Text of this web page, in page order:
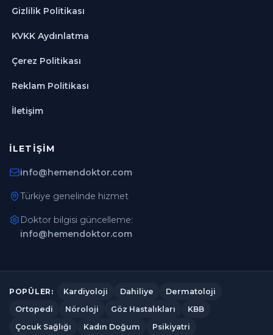
Gizlilik Politikası
KVKK Aydınlatma
Çerez Politikası
Reklam Politikası
İletişim
İLETIŞIM
info@hemendoktor.com
Türkiye genelinde hizmet
Doktor bilgisi güncelleme:
info@hemendoktor.com
POPÜLER: Kardiyoloji Dahiliye
Dermatoloji
Ortopedi
Nöroloji Göz Hastalıkları
KBB
Çocuk Sağlığı
Kadın Doğum Psikiyatri